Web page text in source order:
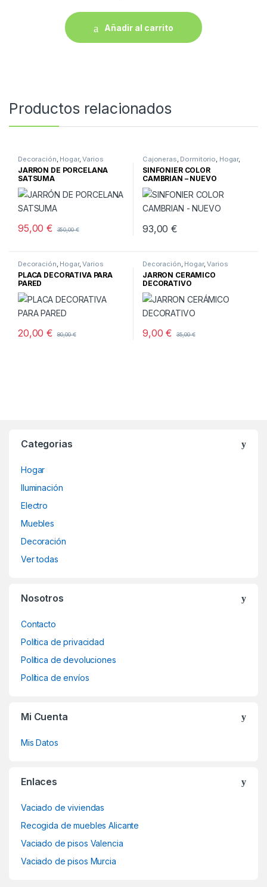
Añadir al carrito
Productos relacionados
Decoración, Hogar,Varios
JARRÓN DE PORCELANA
SATSUMA
95,00€ 350,00€
Cajoneras, Dormitorio, Hogar,
Muebles,Muebles nuevos
SINFONIER COLOR
CAMBRIAN – NUEVO
93,00€
Decoración Hogar,Varios
PLACA DECORATIVA PARA
PARED
20,00€ 80,00€
Decoración Hogar,Varios
JARRON CERÁMICO
DECORATIVO
9,00€ 35,00€
Categorias
Hogar
Iluminación
Electro
Muebles
Decoración
Ver todas
Nosotros
Contacto
Política de privacidad
Política de devoluciones
Política de envíos
Mi Cuenta
Mis Datos
Enlaces
Vaciado de viviendas
Recogida de muebles Alicante
Vaciado de pisos Valencia
Vaciado de pisos Murcia